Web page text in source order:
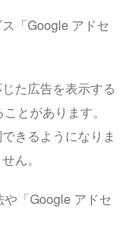
「Google アドセ
た広告を表示する
とがあります。
きるようになりま
ん。
「Google アドセ